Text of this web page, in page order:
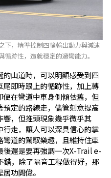
下，精準控制四輪輸出動力與減速
跡性，造就穩定的過彎能力。
山道時，可以明顯感受到四
即時跟上的循跡性，加上轉
在彎道中車身側傾依舊，但
定的路線走，儘管刻意提高
，但推頭現象幾乎微乎其
走，讓人可以深具信心的掌
道的駕馭樂趣，且維持住車
後還是要再強調一次X-Trail e-
，除了隔音工程做得好，那
功闕偉。